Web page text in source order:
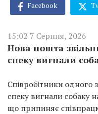
Facebook
15:02 7 Серпня, 2026
Нова пошта
спеку вигнали
Співробітники одного
спеку вигнали собаку
що припиняє